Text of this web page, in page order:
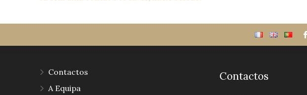
Contactos
A Equipa
Contactos